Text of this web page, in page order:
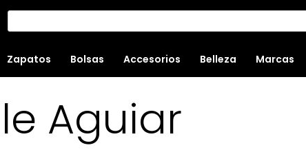
Zapatos Bolsas Accesorios Belleza Marcas
Aguiar